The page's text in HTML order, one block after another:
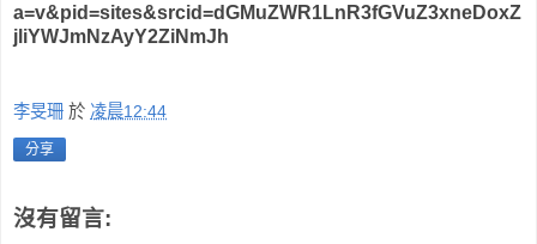
a=v&pid=sites&srcid=dGMuZWR1LnR3fGVuZ3xneDoxZ
jliYWJmNzAyY2ZiNmJh
李旻珊 於 凌晨12:44
分享
沒有留言: